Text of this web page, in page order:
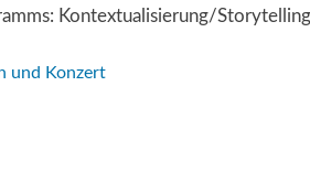
Kontextualisierung/Storytelling
und Konzert